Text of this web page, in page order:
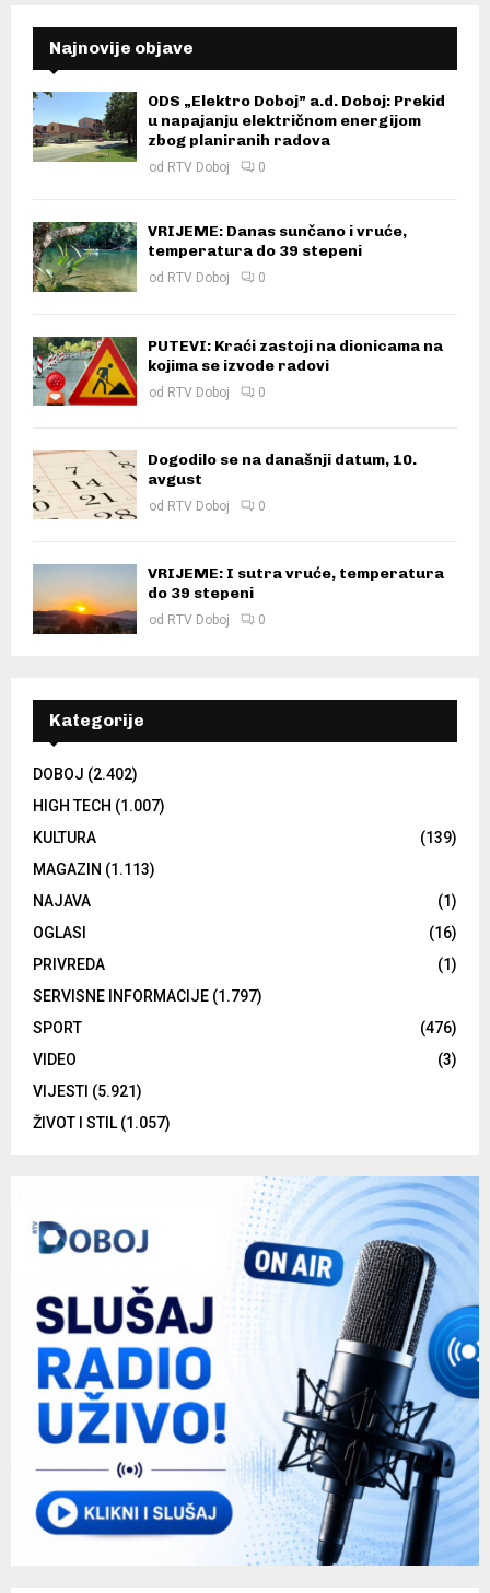
Najnovije objave
ODS „Elektro Doboj” a.d. Doboj: Prekid
u napajanju električnom energijom
zbog planiranih radova
od RTV Doboj 0
VRIJEME: Danas sunčano i vruće,
temperatura do 39 stepeni
od RTV Doboj 0
PUTEVI: Kraći zastoji na dionicama na
kojima se izvode radovi
od RTV Doboj 0
Dogodilo se na današnji datum, 10.
avgust
od RTV Doboj 0
VRIJEME: I sutra vruće, temperatura
do 39 stepeni
od RTV Doboj 0
Kategorije
DOBOJ (2.402)
HIGH TECH (1.007)
KULTURA
(139)
MAGAZIN (1.113)
NAJAVA
(1)
OGLASI
(16)
PRIVREDA
(1)
SERVISNE INFORMACIJE (1.797)
SPORT
(476)
VIDEO
(3)
VIJESTI (5.921)
ŽIVOT I STIL (1.057)